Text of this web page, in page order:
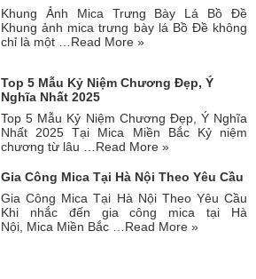
Khung Ảnh Mica Trưng Bày Lá Bồ Đề
Khung ảnh mica trưng bày lá Bồ Đề không
chỉ là một … Read More »
Top 5 Mẫu Kỷ Niệm Chương Đẹp, Ý
Nghĩa Nhất 2025
Top 5 Mẫu Kỷ Niệm Chương Đẹp, Ý Nghĩa
Nhất 2025 Tại Mica Miền Bắc Kỷ niệm
chương từ lâu … Read More »
Gia Công Mica Tại Hà Nội Theo Yêu Cầu
Gia Công Mica Tại Hà Nội Theo Yêu Cầu
Khi nhắc đến gia công mica tại Hà
Nội, Mica Miền Bắc … Read More »